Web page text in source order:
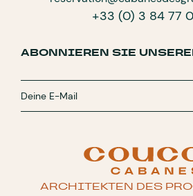
+33 (0) 3 84 77
ARCHITEKTEN DES
ABONNIEREN SIE